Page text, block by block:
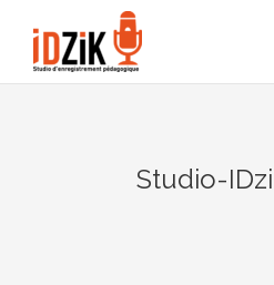
Studio-